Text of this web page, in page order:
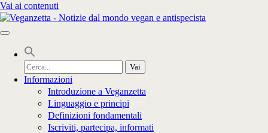
Vai ai contenuti
Cerca
per:
Informazioni
Introduzione a Veganzetta
Linguaggio e principi
Definizioni fondamentali
Iscriviti, partecipa, informati